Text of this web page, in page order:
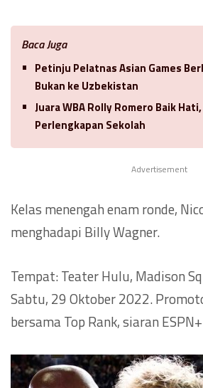
Baca Juga
Petinju Pelatnas Asian Games
Bukan ke Uzbekistan
Juara WBA Rolly Romero Baik
Perlengkapan Sekolah
Advertisement
Kelas menengah enam ronde,
menghadapi Billy Wagner.
Tempat: Teater Hulu, Madison
Sabtu, 29 Oktober 2022.
bersama Top Rank, siaran